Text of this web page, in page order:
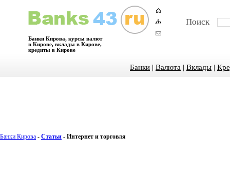
Банки Кирова, курсы валют
в Кирове, вклады в Кирове,
кредиты в Кирове
Поиск
Банки | Валюта | Вклады |
Банки Кирова - Статьи - Интернет и торговля